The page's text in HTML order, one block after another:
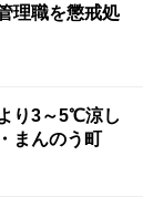
理職を懲戒処
り3～5℃涼し
まんのう町